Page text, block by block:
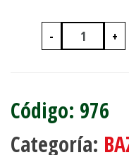
-
LIMPIA
+
976
Categoría: